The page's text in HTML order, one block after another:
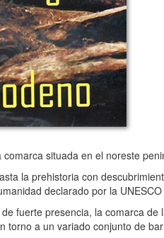
situada en el noreste
la prehistoria con
declarado por la
fuerte presencia, la comarca de
a un variado conjunto de